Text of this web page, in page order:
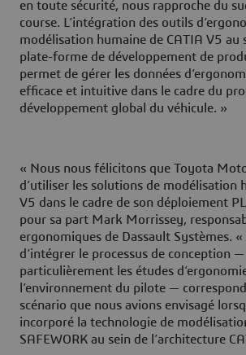
en toute sécurité, nous rapproche du
course. L’intégration des outils
modélisation humaine de CATIA V5 au
plate-forme de développement de
permet de gérer les données
efficace et intuitive dans le cadre du
développement global du véhicule. »
« Nous nous félicitons que Toyota
d’utiliser les solutions de modélisation
V5 dans le cadre de son déploiement
pour sa part Mark Morrissey,
ergonomiques de Dassault Systèmes. «
d’intégrer le processus de conception
particulièrement les études
l’environnement du pilote —
scénario que nous avions envisagé
incorporé la technologie de
SAFEWORK au sein de l’architecture